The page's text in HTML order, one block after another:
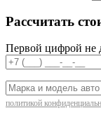
Рассчитать
Первой цифрой не
политикой